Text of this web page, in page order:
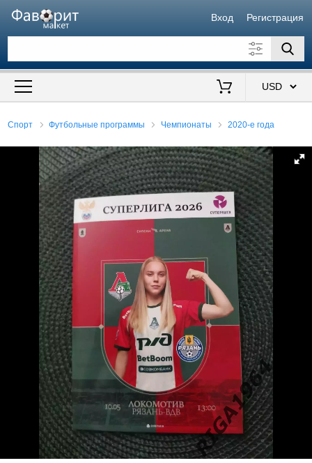
Вход Регистрация
Искать также в описании
Спорт Футбольные программы Чемпионаты 2020-е года